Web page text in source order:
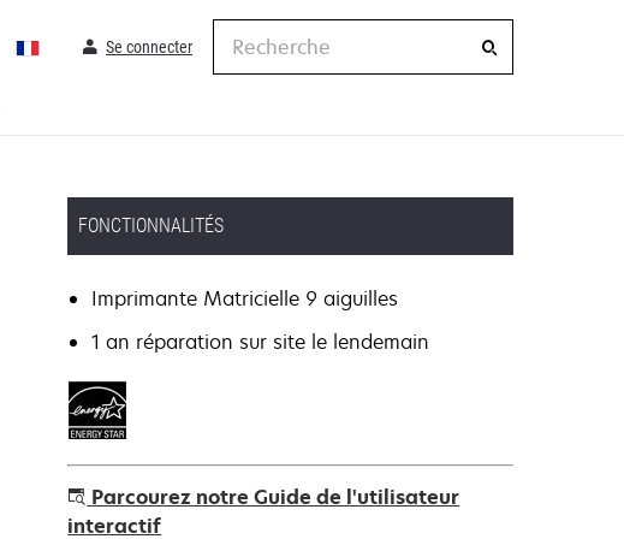
Se connecter
Recherche
FONCTIONNALITÉS
Imprimante Matricielle 9 aiguilles
1 an réparation sur site le lendemain
Parcourez notre Guide de l'utilisateur
interactif